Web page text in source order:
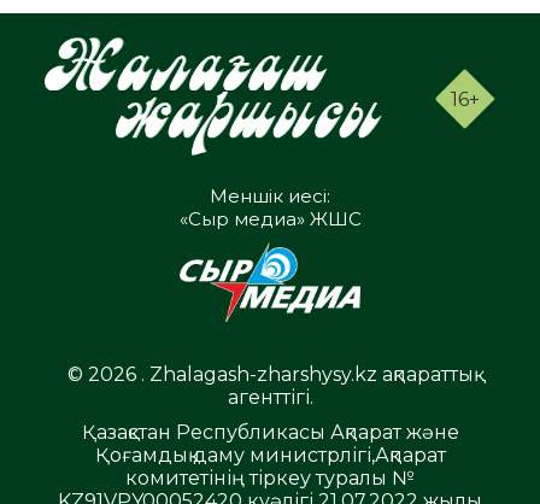
16+
Меншік иесі:
«Сыр медиа» ЖШС
© 2026 . Zhalagash-zharshysy.kz ақпараттық
агенттігі.
Қазақстан Республикасы Ақпарат және
Қоғамдық даму министрлігі,Ақпарат
комитетінің тіркеу туралы №